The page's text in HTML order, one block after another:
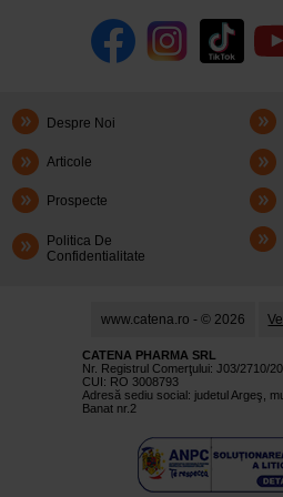
Despre Noi
Articole
Prospecte
Politica De
Confidentialitate
www.catena.ro - © 2026
CATENA PHARMA SRL
Nr. Registrul Comerţului: J03/2710/
CUI: RO 3008793
Adresă sediu social: judetul Argeş,
Banat nr.2